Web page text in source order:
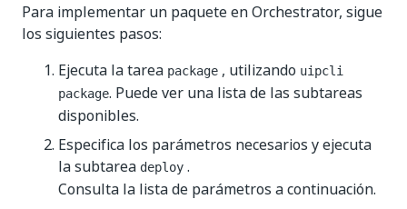
Para implementar un paquete en Orchestrator, sigue
los siguientes pasos:
Ejecuta la tarea package , utilizando uipcli
package. Puede ver una lista de las subtareas
disponibles.
Especifica los parámetros necesarios y ejecuta
la subtarea deploy .
Consulta la lista de parámetros a continuación.